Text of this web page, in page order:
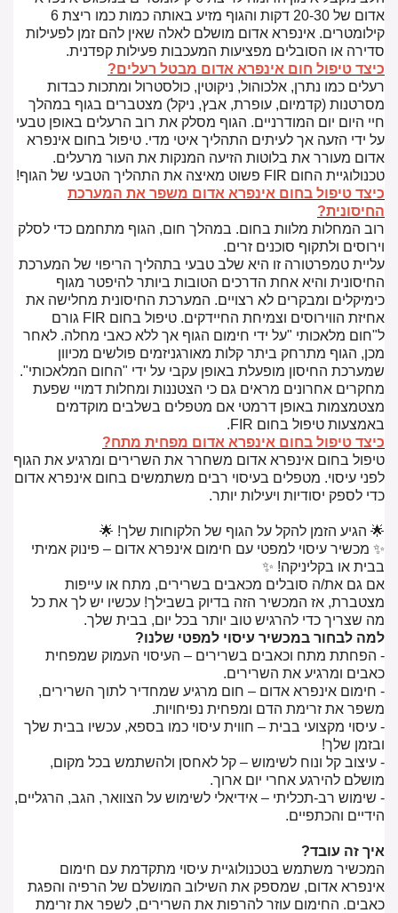
אדום של 20-30 דקות והגוף מזיע באותה כמות כמו ריצת 6
קילומטרים. אינפרא אדום מושלם לאלה שאין להם זמן לפעילות
סדירה או הסובלים מפציעות המעכבות פעילות קפדנית.
כיצד טיפול חום אינפרא אדום מבטל רעלים?
רעלים כמו נתרן, אלכוהול, ניקוטין, כולסטרול ומתכות כבדות
מסרטנות (קדמיום, עופרת, אבץ, ניקל) מצטברים בגוף במהלך
חיי היום יום המודרניים. הגוף מסלק את רוב הרעלים באופן טבעי
על ידי הזעה אך לעיתים התהליך איטי מדי. טיפול בחום אינפרא
אדום מעורר את בלוטות הזיעה המנקות את העור מרעלים.
טכנולוגיית החום FIR פשוט מאיצה את התהליך הטבעי של הגוף!
כיצד טיפול בחום אינפרא אדום משפר את המערכת
החיסונית?
רוב המחלות מלוות בחום. במהלך חום, הגוף מתחמם כדי לסלק
וירוסים ולתקוף סוכנים זרים.
עליית טמפרטורה זו היא שלב טבעי בתהליך הריפוי של המערכת
החיסונית והיא אחת הדרכים הטובות ביותר להיפטר מגוף
כימיקלים ומבקרים לא רצויים. המערכת החיסונית מחלישה את
אחיזת הווירוסים וצמיחת החיידקים. טיפול בחום FIR גורם
ל"חום מלאכותי "על ידי חימום הגוף אך ללא כאבי מחלה. לאחר
מכן, הגוף מתרחק ביתר קלות מאורגניזמים פולשים מכיוון
שמערכת החיסון מופעלת באופן עקבי על ידי "החום המלאכותי".
מחקרים אחרונים מראים גם כי הצטננות ומחלות דמויי שפעת
מצטמצמות באופן דרמטי אם מטפלים בשלבים מוקדמים
באמצעות טיפול בחום FIR.
כיצד טיפול בחום אינפרא אדום מפחית מתח?
טיפול בחום אינפרא אדום משחרר את השרירים ומרגיע את הגוף
לפני עיסוי. מטפלים בעיסוי רבים משתמשים בחום אינפרא אדום
כדי לספק יסודיות ויעילות יותר.
🌟 הגיע הזמן להקל על הגוף של הלקוחות שלך! 🌟
✨ מכשיר עיסוי למפטי עם חימום אינפרא אדום – פינוק אמיתי
בבית או בקליניקה! ✨
אם גם את/ה סובלים מכאבים בשרירים, מתח או עייפות
מצטברת, אז המכשיר הזה בדיוק בשבילך! עכשיו יש לך את כל
מה שצריך כדי להרגיש טוב יותר בכל יום, בבית שלך.
למה לבחור במכשיר עיסוי למפטי שלנו?
- הפחתת מתח וכאבים בשרירים – העיסוי העמוק שמפחית
כאבים ומרגיע את השרירים.
- חימום אינפרא אדום – חום מרגיע שמחדיר לתוך השרירים,
משפר את זרימת הדם ומפחית נפיחויות.
- עיסוי מקצועי בבית – חווית עיסוי כמו בספא, עכשיו בבית שלך
ובזמן שלך!
- עיצוב קל ונוח לשימוש – קל לאחסן ולהשתמש בכל מקום,
מושלם להירגע אחרי יום ארוך.
- שימוש רב-תכליתי – אידיאלי לשימוש על הצוואר, הגב, הרגליים,
הידיים והכתפיים.
איך זה עובד?
המכשיר משתמש בטכנולוגיית עיסוי מתקדמת עם חימום
אינפרא אדום, שמספק את השילוב המושלם של הרפיה והפגת
כאבים. החימום עוזר להרפות את השרירים, לשפר את זרימת